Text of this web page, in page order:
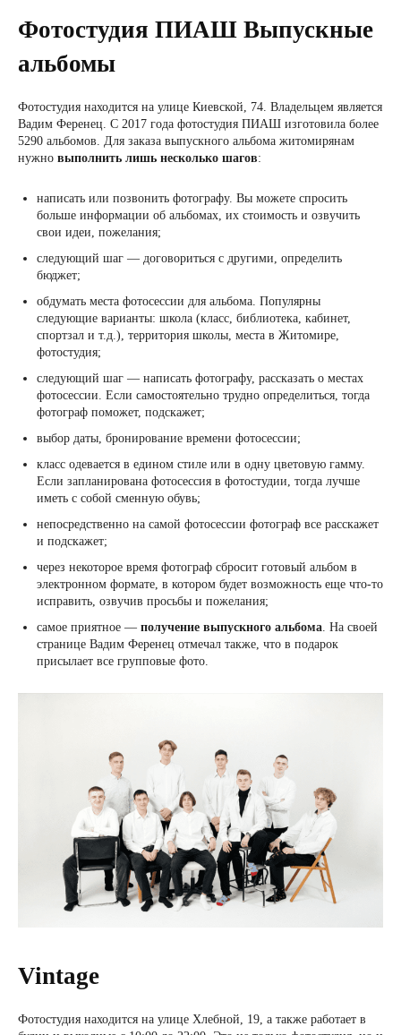
Фотостудия ПИАШ Выпускные
альбомы
Фотостудия находится на улице Киевской, 74. Владельцем является
Вадим Ференец. С 2017 года фотостудия ПИАШ изготовила более
5290 альбомов. Для заказа выпускного альбома житомирянам
нужно выполнить лишь несколько шагов:
написать или позвонить фотографу. Вы можете спросить
больше информации об альбомах, их стоимость и озвучить
свои идеи, пожелания;
следующий шаг — договориться с другими, определить
бюджет;
обдумать места фотосессии для альбома. Популярны
следующие варианты: школа (класс, библиотека, кабинет,
спортзал и т.д.), территория школы, места в Житомире,
фотостудия;
следующий шаг — написать фотографу, рассказать о местах
фотосессии. Если самостоятельно трудно определиться, тогда
фотограф поможет, подскажет;
выбор даты, бронирование времени фотосессии;
класс одевается в едином стиле или в одну цветовую гамму.
Если запланирована фотосессия в фотостудии, тогда лучше
иметь с собой сменную обувь;
непосредственно на самой фотосессии фотограф все расскажет
и подскажет;
через некоторое время фотограф сбросит готовый альбом в
электронном формате, в котором будет возможность еще что-то
исправить, озвучив просьбы и пожелания;
самое приятное — получение выпускного альбома. На своей
странице Вадим Ференец отмечал также, что в подарок
присылает все групповые фото.
Vintage
Фотостудия находится на улице Хлебной, 19, а также работает в